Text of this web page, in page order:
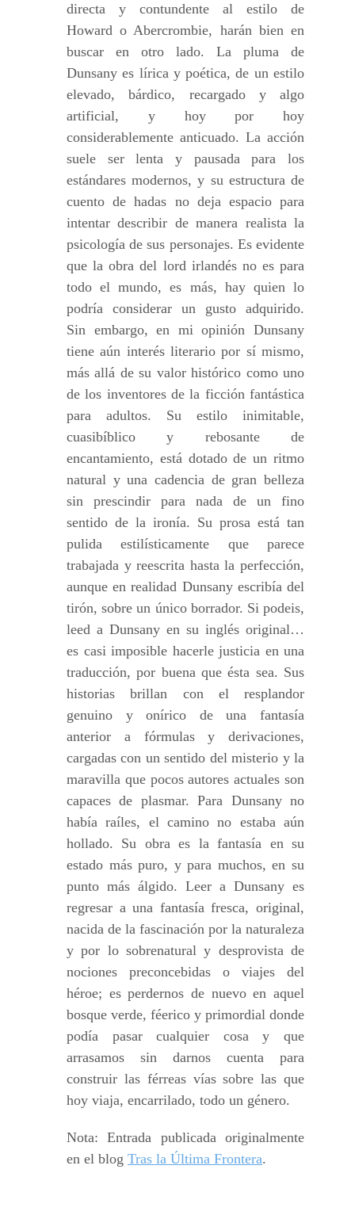
directa y contundente al estilo de
Howard o Abercrombie, harán bien en
buscar en otro lado. La pluma de
Dunsany es lírica y poética, de un estilo
elevado, bárdico, recargado y algo
artificial, y hoy por hoy
considerablemente anticuado. La acción
suele ser lenta y pausada para los
estándares modernos, y su estructura de
cuento de hadas no deja espacio para
intentar describir de manera realista la
psicología de sus personajes. Es evidente
que la obra del lord irlandés no es para
todo el mundo, es más, hay quien lo
podría considerar un gusto adquirido.
Sin embargo, en mi opinión Dunsany
tiene aún interés literario por sí mismo,
más allá de su valor histórico como uno
de los inventores de la ficción fantástica
para adultos. Su estilo inimitable,
cuasibíblico y rebosante de
encantamiento, está dotado de un ritmo
natural y una cadencia de gran belleza
sin prescindir para nada de un fino
sentido de la ironía. Su prosa está tan
pulida estilísticamente que parece
trabajada y reescrita hasta la perfección,
aunque en realidad Dunsany escribía del
tirón, sobre un único borrador. Si podeis,
leed a Dunsany en su inglés original…
es casi imposible hacerle justicia en una
traducción, por buena que ésta sea. Sus
historias brillan con el resplandor
genuino y onírico de una fantasía
anterior a fórmulas y derivaciones,
cargadas con un sentido del misterio y la
maravilla que pocos autores actuales son
capaces de plasmar. Para Dunsany no
había raíles, el camino no estaba aún
hollado. Su obra es la fantasía en su
estado más puro, y para muchos, en su
punto más álgido. Leer a Dunsany es
regresar a una fantasía fresca, original,
nacida de la fascinación por la naturaleza
y por lo sobrenatural y desprovista de
nociones preconcebidas o viajes del
héroe; es perdernos de nuevo en aquel
bosque verde, féerico y primordial donde
podía pasar cualquier cosa y que
arrasamos sin darnos cuenta para
construir las férreas vías sobre las que
hoy viaja, encarrilado, todo un género.
Nota: Entrada publicada originalmente
en el blog Tras la Última Frontera.